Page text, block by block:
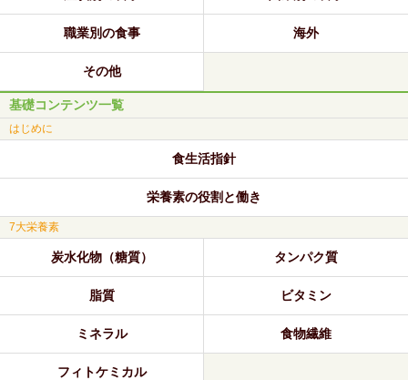
職業別の食事 海外
その他
基礎コンテンツ一覧
はじめに
食生活指針
栄養素の役割と働き
7大栄養素
炭水化物（糖質） タンパク質
脂質 ビタミン
ミネラル 食物繊維
フィトケミカル